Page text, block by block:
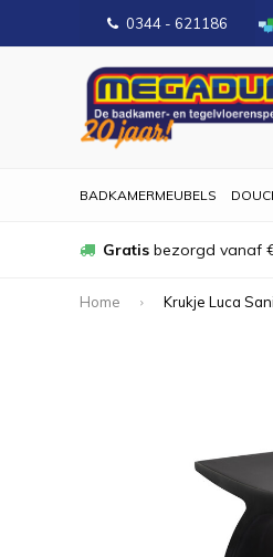
0344 - 621186
BADKAMERMEUBELS
Gratis bezorgd vanaf
Home Krukje Luca